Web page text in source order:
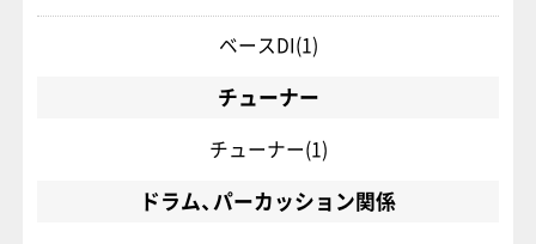
ベースDI(1)
チューナー
チューナー(1)
ドラム、パーカッション関係